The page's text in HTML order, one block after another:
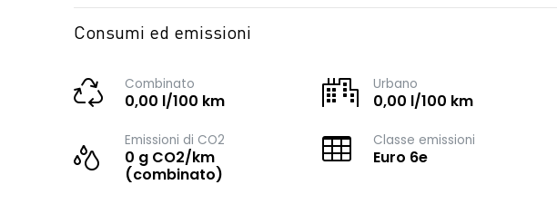
Consumi ed emissioni
Combinato
0,00 l/100 km
Urbano
0,00 l/100 km
Emissioni di CO2
0 g CO2/km
(combinato)
Classe emissioni
Euro 6e